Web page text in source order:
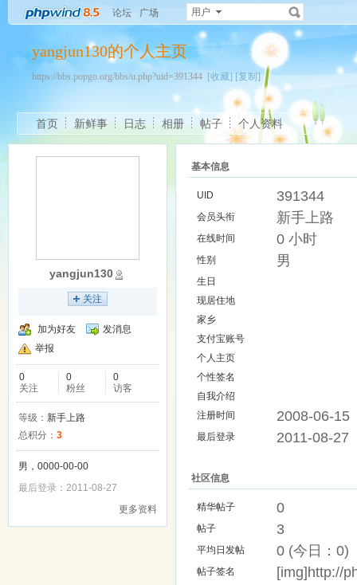
论坛 广场 用户
yangjun130的个人主页
https://bbs.popgo.org/bbs/u.php?uid=391344 [收藏] [复制]
首页 新鲜事 日志 相册 帖子 个人资料
yangjun130
关注
加为好友
发消息
举报
0
关注
0
粉丝
0
访客
等级： 新手上路
总积分： 3
男，0000-00-00
最后登录：2011-08-27
更多资料
基本信息
UID 391344
会员头衔 新手上路
在线时间 0 小时
性别 男
生日
现居住地
家乡
支付宝账号
个人主页
个性签名
自我介绍
注册时间
2008-06-15
最后登录 2011-08-27
社区信息
精华帖子 0
帖子 3
平均日发帖 0 (今日：0)
帖子签名
[img]http://